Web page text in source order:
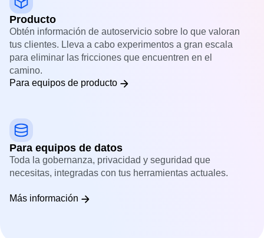
Producto
Obtén información de autoservicio sobre lo que valoran
tus clientes. Lleva a cabo experimentos a gran escala
para eliminar las fricciones que encuentren en el
camino.
Para equipos de producto
Para equipos de datos
Toda la gobernanza, privacidad y seguridad que
necesitas, integradas con tus herramientas actuales.
Más información